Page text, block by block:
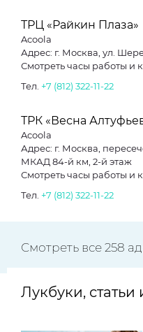
ТРЦ «Райкин Плаза»
Acoola
Адрес: г. Москва, ул.
Смотреть часы работы и
Тел. +7 (812) 322-11-22
ТРК «Весна
Acoola
Адрес: г. Москва,
МКАД 84-й км, 2-й этаж
Смотреть часы работы и
Тел. +7 (812) 322-11-22
Смотреть все 258
Лукбуки, статьи